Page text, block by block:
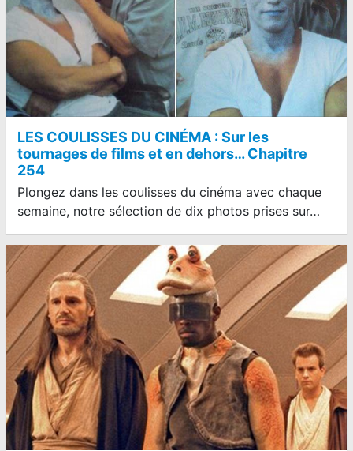
LES COULISSES DU CINÉMA : Sur les
tournages de films et en dehors… Chapitre
254
Plongez dans les coulisses du cinéma avec chaque
semaine, notre sélection de dix photos prises sur…